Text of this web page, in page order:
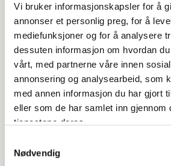
Vi bruker informasjonskapsler for å
annonser et personlig preg, for å
mediefunksjoner og for å analysere
dessuten informasjon om hvordan
vårt, med partnerne våre innen
annonsering og analysearbeid, som
med annen informasjon du har gjort
eller som de har samlet inn gjennom
tjenestene deres.
Nødvendig
Rengjøring og vedlikehold
Leveringsinformasjon
Vurderinger
Dokumentasjon